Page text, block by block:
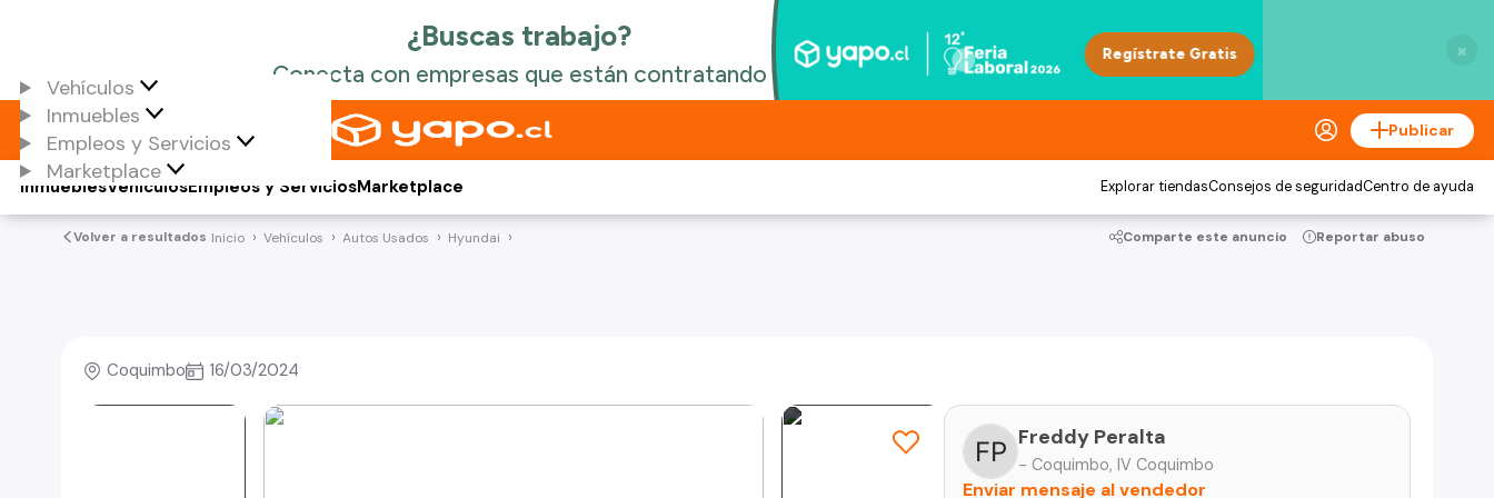
×
Vehículos
Inmuebles
Empleos y Servicios
Marketplace
Publicar
Vehículos
Inmuebles Empleos y ServiciosMarketplace Explorar tiendasConsejos de seguridadCentro de ayuda
Volver a resultados Inicio Vehículos Autos Usados Hyundai Comparte este anuncio Reportar abuso
Coquimbo 16/03/2024
Freddy Peralta
- Coquimbo, IV Coquimbo
Enviar mensaje al vendedor